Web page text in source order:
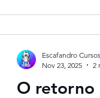
O retorno
Escafandro
Nov 23, 2025
2